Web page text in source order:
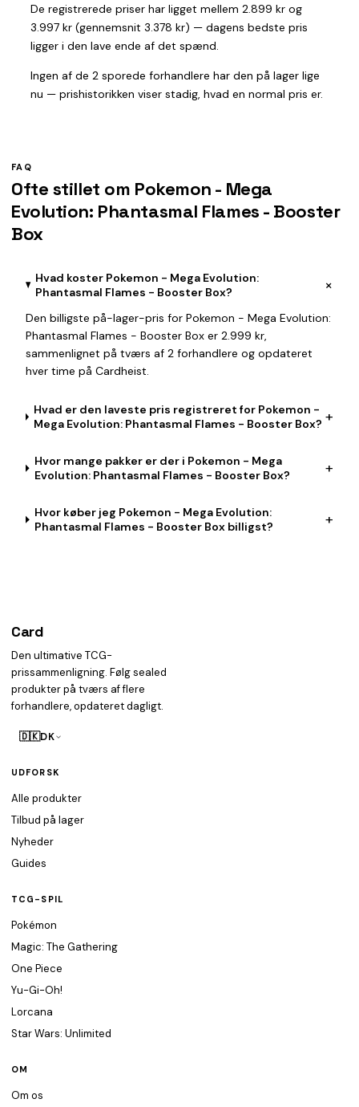
De registrerede priser har ligget mellem 2.899 kr og
3.997 kr (gennemsnit 3.378 kr) — dagens bedste pris
ligger i den lave ende af det spænd.
Ingen af de 2 sporede forhandlere har den på lager lige
nu — prishistorikken viser stadig, hvad en normal pris er.
FAQ
Ofte stillet om Pokemon - Mega
Evolution: Phantasmal Flames - Booster
Box
Hvad koster Pokemon - Mega Evolution:
Phantasmal Flames - Booster Box?
+
Den billigste på-lager-pris for Pokemon - Mega Evolution:
Phantasmal Flames - Booster Box er 2.999 kr,
sammenlignet på tværs af 2 forhandlere og opdateret
hver time på Cardheist.
Hvad er den laveste pris registreret for Pokemon -
Mega Evolution: Phantasmal Flames - Booster Box? +
Hvor mange pakker er der i Pokemon - Mega
Evolution: Phantasmal Flames - Booster Box?
+
Hvor køber jeg Pokemon - Mega Evolution:
Phantasmal Flames - Booster Box billigst?
+
Card
Den ultimative TCG-
prissammenligning. Følg sealed
produkter på tværs af flere
forhandlere, opdateret dagligt.
🇩🇰DK
UDFORSK
Alle produkter
Tilbud på lager
Nyheder
Guides
TCG-SPIL
Pokémon
Magic: The Gathering
One Piece
Yu-Gi-Oh!
Lorcana
Star Wars: Unlimited
OM
Om os